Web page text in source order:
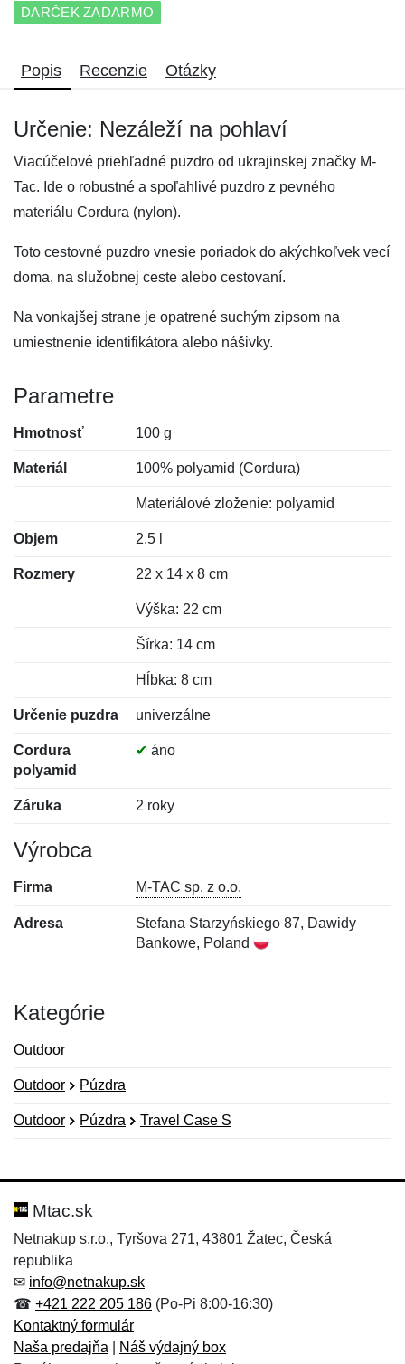
DARČEK ZADARMO
Popis Recenzie Otázky
Určenie: Nezáleží na pohlaví
Viacúčelové priehľadné puzdro od ukrajinskej značky M-
Tac. Ide o robustné a spoľahlivé puzdro z pevného
materiálu Cordura (nylon).
Toto cestovné puzdro vnesie poriadok do akýchkoľvek vecí
doma, na služobnej ceste alebo cestovaní.
Na vonkajšej strane je opatrené suchým zipsom na
umiestnenie identifikátora alebo nášivky.
Parametre
Hmotnosť 100 g
Materiál 100% polyamid (Cordura)
Materiálové zloženie: polyamid
Objem 2,5 l
Rozmery 22 x 14 x 8 cm
Výška: 22 cm
Šírka: 14 cm
Hĺbka: 8 cm
Určenie puzdra univerzálne
Cordura
polyamid
✔ áno
Záruka 2 roky
Výrobca
Firma M-TAC sp. z o.o.
Adresa
Stefana Starzyńskiego 87, Dawidy
Bankowe, Poland
Kategórie
Outdoor
Outdoor Púzdra
Outdoor Púzdra Travel Case S
Hodnotenie:
Meno:*
Meno:
E-mail:*
Mtac.sk
Netnakup s.r.o., Tyršova 271, 43801 Žatec, Česká
republika
✉ info@netnakup.sk
☎ +421 222 205 186 (Po-Pi 8:00-16:30)
Kontaktný formulár
Naša predajňa
Náš výdajný box